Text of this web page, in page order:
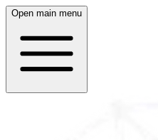
Open main menu